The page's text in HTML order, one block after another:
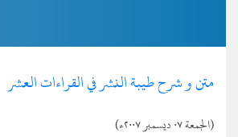
متن و شرح طيبة النشر في القراءات العشر
(الجمعة ٠٧ ديسمبر ٢٠٠٧ء)